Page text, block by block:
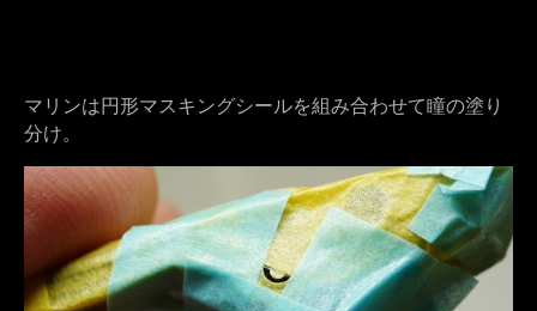
マリンは円形マスキングシールを組み合わせて瞳の塗り
分け。